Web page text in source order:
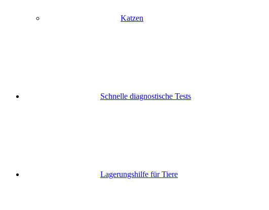
Katzen
Schnelle diagnostische Tests
Lagerungshilfe für Tiere